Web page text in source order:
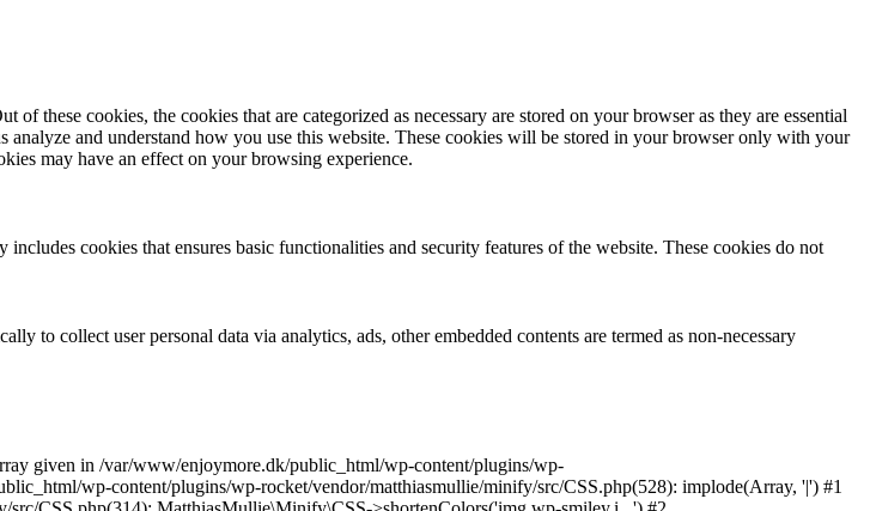
these cookies, the cookies that are categorized as necessary are stored on your browser as they are essential
and understand how you use this website. These cookies will be stored in your browser only with your
may have an effect on your browsing experience.
cookies that ensures basic functionalities and security features of the website. These cookies do not
to collect user personal data via analytics, ads, other embedded contents are termed as non-necessary
given in /var/www/enjoymore.dk/public_html/wp-content/plugins/wp-
wp-content/plugins/wp-rocket/vendor/matthiasmullie/minify/src/CSS.php(528): implode(Array, '|') #1